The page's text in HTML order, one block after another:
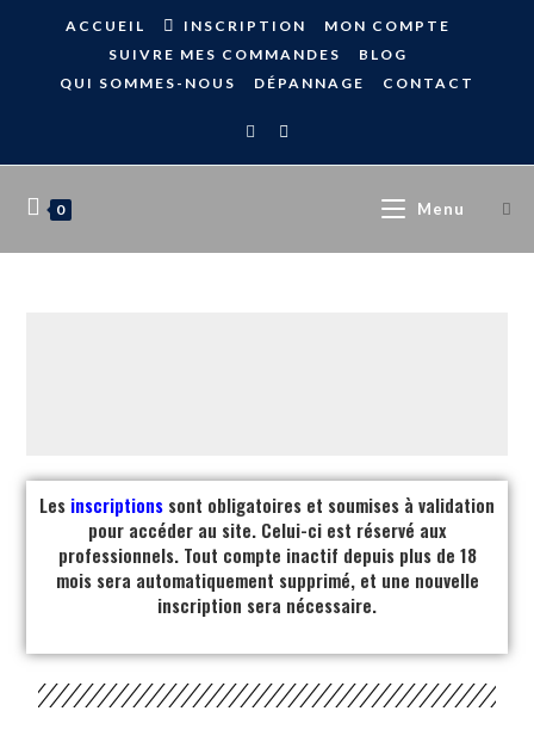
ACCUEIL INSCRIPTION
MON COMPTE
SUIVRE MES COMMANDES
BLOG
QUI SOMMES-NOUS
DÉPANNAGE CONTACT
0 Menu
Les inscriptions sont obligatoires et soumises à validation
pour accéder au site. Celui-ci est réservé aux
professionnels. Tout compte inactif depuis plus de 18
mois sera automatiquement supprimé, et une nouvelle
inscription sera nécessaire.